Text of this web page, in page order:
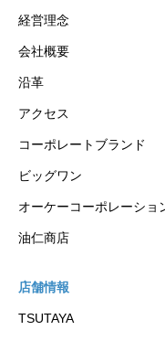
経営理念
会社概要
沿革
アクセス
コーポレートブランド
ビッグワン
オーケーコーポレーショ
油仁商店
店舗情報
TSUTAYA